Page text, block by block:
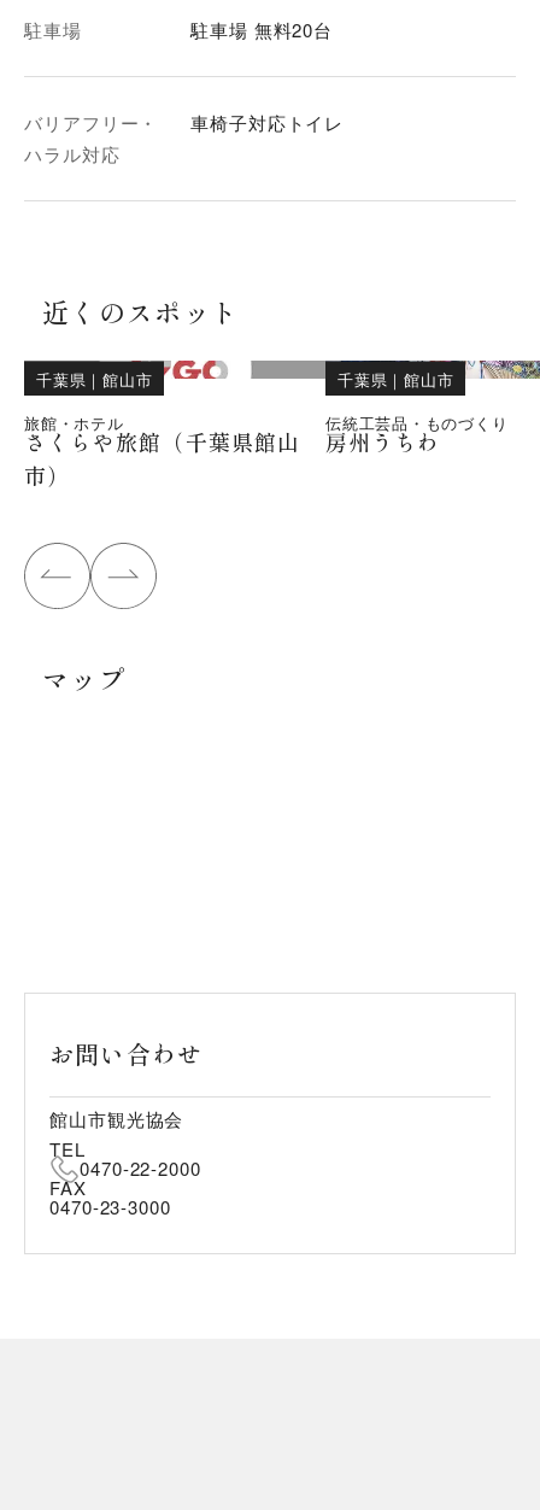
駐車場 駐車場 無料20台
バリアフリー・
ハラル対応
車椅子対応トイレ
近くのスポット
千葉県 ｜館山市
旅館・ホテル
さくらや旅館（千葉県館山
市）
千葉県 ｜館山市
伝統工芸品・ものづくり
房州うちわ
マップ
お問い合わせ
館山市観光協会
TEL
0470-22-2000
FAX
0470-23-3000